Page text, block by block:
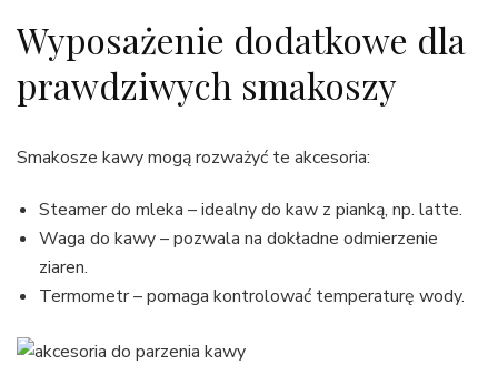
Wyposażenie dodatkowe dla
prawdziwych smakoszy
Smakosze kawy mogą rozważyć te akcesoria:
Steamer do mleka – idealny do kaw z pianką, np. latte.
Waga do kawy – pozwala na dokładne odmierzenie
ziaren.
Termometr – pomaga kontrolować temperaturę wody.